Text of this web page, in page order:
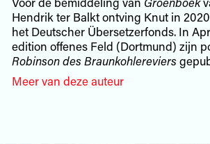
Hendrik ter Balkt ontving Knut in
het Deutscher Übersetzerfonds. In
edition offenes Feld (Dortmund) zijn
Robinson des Braunkohlereviers
Meer van deze auteur